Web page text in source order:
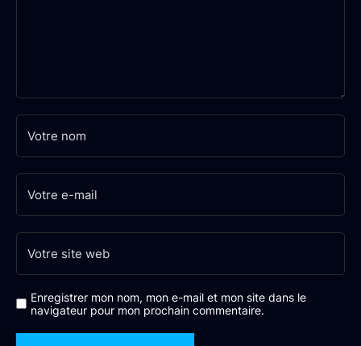
Enregistrer mon nom, mon e-mail et mon site dans le
navigateur pour mon prochain commentaire.